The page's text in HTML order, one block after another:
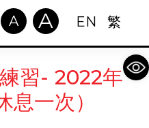
A A EN 繁
習- 2022年
一次）